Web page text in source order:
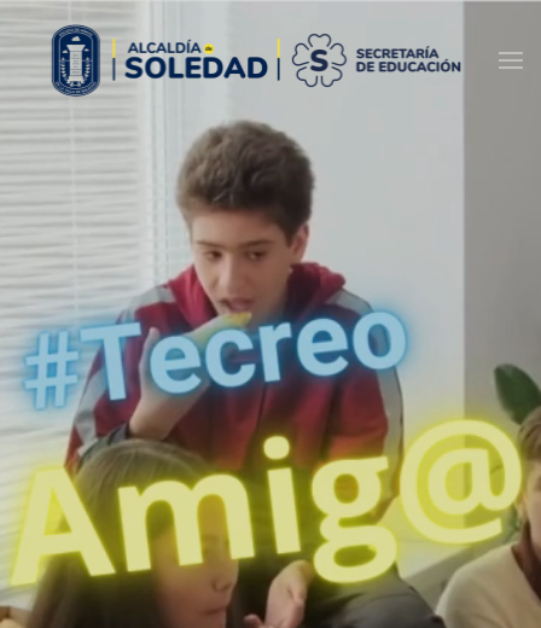
Skip to main content